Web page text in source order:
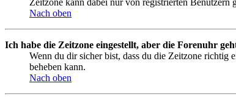
Zeitzone kann dabei nur von registrierten Benutzern
Nach oben
Ich habe die Zeitzone eingestellt, aber die Forenuhr
Wenn du dir sicher bist, dass du die Zeitzone richtig
beheben kann.
Nach oben